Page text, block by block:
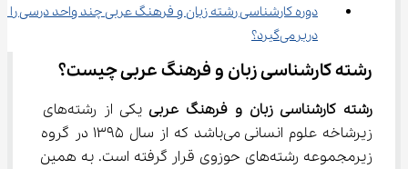
دوره کارشناسی رشته زﺑﺎن و ﻓﺮﻫﻨﮓ عربی چند واحد درسی را
دربرمی‌گیرد؟
رشته کارشناسی زبان و فرهنگ عربی چیست؟
رشته کارشناسی زبان و فرهنگ عربی
یکی از رشته‌های
زیرشاخه علوم انسانی می‌باشد که از سال 1395 در گروه
زیرمجموعه رشته‌های حوزوی قرار گرفته است. به همین